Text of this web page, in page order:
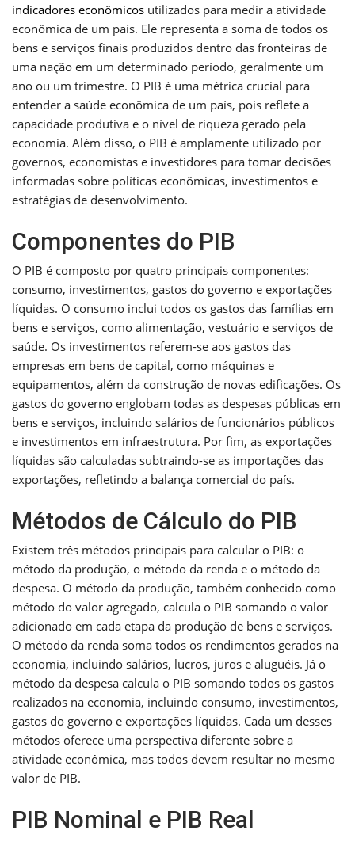
indicadores econômicos utilizados para medir a atividade
econômica de um país. Ele representa a soma de todos os
bens e serviços finais produzidos dentro das fronteiras de
uma nação em um determinado período, geralmente um
ano ou um trimestre. O PIB é uma métrica crucial para
entender a saúde econômica de um país, pois reflete a
capacidade produtiva e o nível de riqueza gerado pela
economia. Além disso, o PIB é amplamente utilizado por
governos, economistas e investidores para tomar decisões
informadas sobre políticas econômicas, investimentos e
estratégias de desenvolvimento.
Componentes do PIB
O PIB é composto por quatro principais componentes:
consumo, investimentos, gastos do governo e exportações
líquidas. O consumo inclui todos os gastos das famílias em
bens e serviços, como alimentação, vestuário e serviços de
saúde. Os investimentos referem-se aos gastos das
empresas em bens de capital, como máquinas e
equipamentos, além da construção de novas edificações. Os
gastos do governo englobam todas as despesas públicas em
bens e serviços, incluindo salários de funcionários públicos
e investimentos em infraestrutura. Por fim, as exportações
líquidas são calculadas subtraindo-se as importações das
exportações, refletindo a balança comercial do país.
Métodos de Cálculo do PIB
Existem três métodos principais para calcular o PIB: o
método da produção, o método da renda e o método da
despesa. O método da produção, também conhecido como
método do valor agregado, calcula o PIB somando o valor
adicionado em cada etapa da produção de bens e serviços.
O método da renda soma todos os rendimentos gerados na
economia, incluindo salários, lucros, juros e aluguéis. Já o
método da despesa calcula o PIB somando todos os gastos
realizados na economia, incluindo consumo, investimentos,
gastos do governo e exportações líquidas. Cada um desses
métodos oferece uma perspectiva diferente sobre a
atividade econômica, mas todos devem resultar no mesmo
valor de PIB.
PIB Nominal e PIB Real